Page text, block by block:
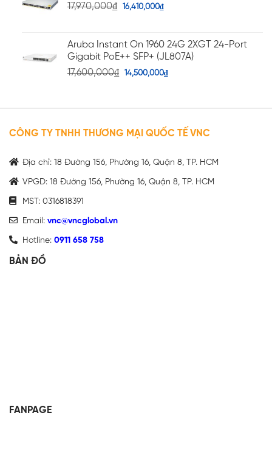
17,970,000₫ 16,410,000₫
Aruba Instant On 1960 24G 2XGT 24-Port
Gigabit PoE++ SFP+ (JL807A)
17,600,000₫ 14,500,000₫
CÔNG TY TNHH THƯƠNG MẠI QUỐC TẾ VNC
Địa chỉ: 18 Đường 156, Phường 16, Quận 8, TP. HCM
VPGD: 18 Đường 156, Phường 16, Quận 8, TP. HCM
MST: 0316818391
Email: vnc@vncglobal.vn
Hotline: 0911 658 758
BẢN ĐỒ
FANPAGE